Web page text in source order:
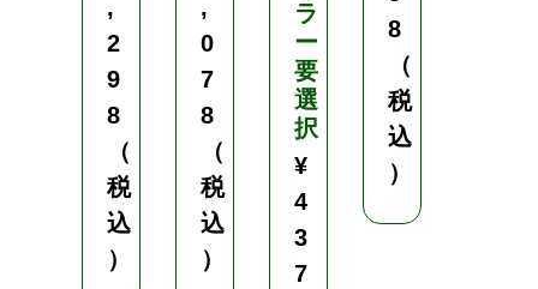
,
2
9
8
（
税
込
）
,
0
7
8
（
税
込
）
ラ
ー
要
選
択
¥
4
3
7
8
（
税
込
）